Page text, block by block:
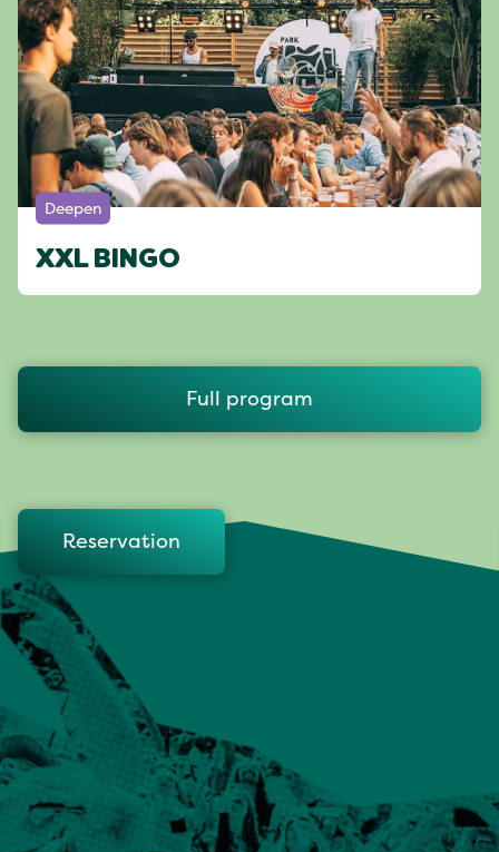
Reservation
Deepen
XXL BINGO
Full program